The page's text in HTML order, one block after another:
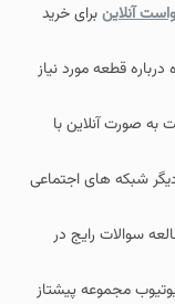
آنلاینبرای خرید
قطعه مورد نیاز
صورت آنلاین با
دیگر شبکه های اجتماعی
سوالات رایج در
مجموعه پیشتاز